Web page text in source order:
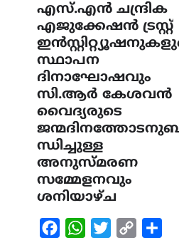
എസ്.എൻ ചന്ദ്രിക
എജുക്കേഷൻ ട്രസ്റ്റ്
സ്ഥാപന
ദിനാഘോഷവും
സി.ആർ കേശവൻ
വൈദ്യരുടെ
ന്ധിച്ചുള്ള
അനുസ്മരണ
സമ്മേളനവും
ശനിയാഴ്ച
FacebookWhatsAppTwitterCopy